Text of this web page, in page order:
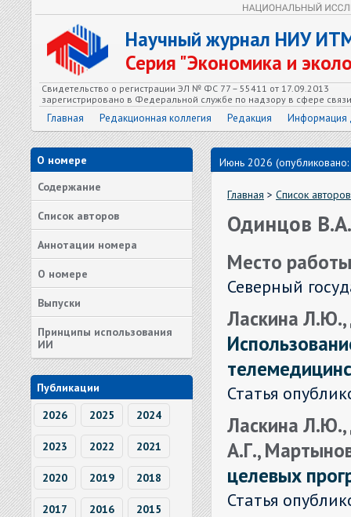
Научный журнал НИУ
Серия "Экономика и
Свидетельство о регистрации ЭЛ № ФС 77 – 55411 от 17.09.2013
зарегистрировано в Федеральной службе по надзору в сфере
Главная Редакционная коллегия Редакция Информация
О номере
Содержание
Список авторов
Аннотации номера
О номере
Выпуски
Принципы использования
ИИ
Публикации
2026
2025 2024
2023 2022 2021
2020 2019 2018
2017 2016 2015
Июнь 2026
Главная > Список авторов
Одинцов В.А.
Место
Северный
Ласкина
Статья
Ласкина
А.Г.,
целевых
Статья